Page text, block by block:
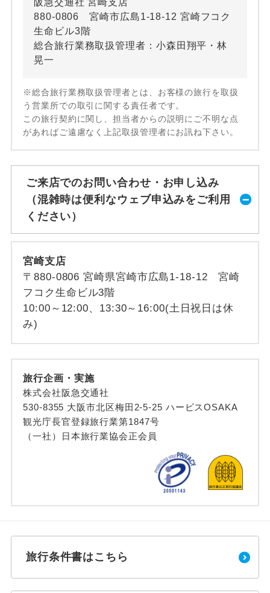
880-0806 宮崎市広島1-18-12 宮崎フコク
生命ビル3階
総合旅行業務取扱管理者：小森田翔平・林
晃一
※総合旅行業務取扱管理者とは、お客様の旅行を取扱
う営業所での取引に関する責任者です。
この旅行契約に関し、担当者からの説明にご不明な点
があればご遠慮なく上記取扱管理者にお訊ね下さい。
ご来店でのお問い合わせ・お申し込み
（混雑時は便利なウェブ申込みをご利用
ください）
宮崎支店
〒880-0806 宮崎県宮崎市広島1-18-12 宮崎
フコク生命ビル3階
10:00～12:00、13:30～16:00(土日祝日は休
み)
旅行企画・実施
株式会社阪急交通社
530-8355 大阪市北区梅田2-5-25 ハービスOSAKA
観光庁長官登録旅行業第1847号
（一社）日本旅行業協会正会員
旅行条件書はこちら